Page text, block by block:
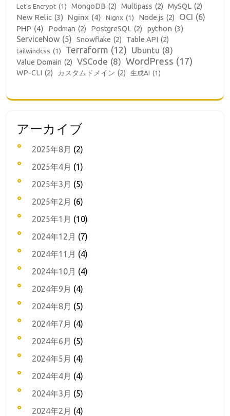
Let's Encrypt (1) MongoDB (2) Multipass (2) MySQL (2)
New Relic (3) Nginx (4) Nignx (1) Node.js (2) OCI (6)
PHP (4) Podman (2) PostgreSQL (2) python (3)
ServiceNow (5) Snowflake (2) Table API (2)
tailwindcss (1) Terraform (12) Ubuntu (8)
Value Domain (2) VSCode (8) WordPress (17)
WP-CLI (2) カスタムドメイン (2) 生成AI (1)
アーカイブ
2025年8月 (2)
2025年4月 (1)
2025年3月 (5)
2025年2月 (6)
2025年1月 (10)
2024年12月 (7)
2024年11月 (4)
2024年10月 (4)
2024年9月 (4)
2024年8月 (5)
2024年7月 (4)
2024年6月 (5)
2024年5月 (4)
2024年4月 (4)
2024年3月 (5)
2024年2月 (4)